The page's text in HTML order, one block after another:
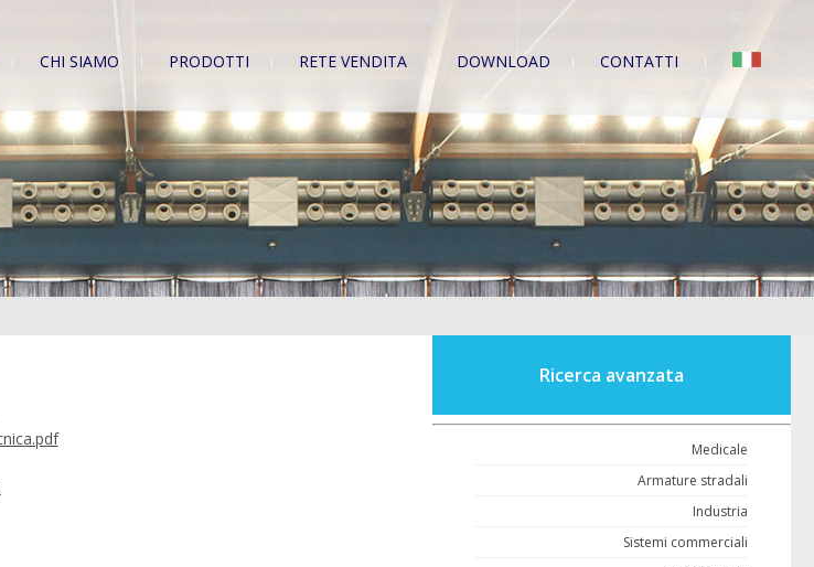
CHI SIAMO PRODOTTI RETE VENDITA DOWNLOAD CONTATTI
Ricerca avanzata
Medicale
Armature stradali
Industria
Sistemi commerciali